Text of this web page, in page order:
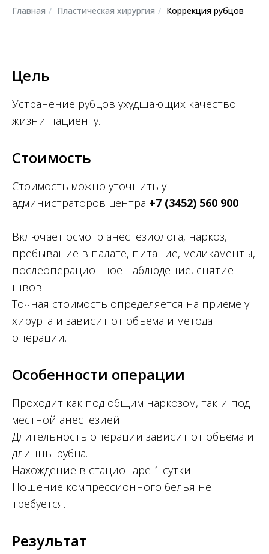
Главная / Пластическая хирургия / Коррекция рубцов
Цель
Устранение рубцов ухудшающих качество
жизни пациенту.
Стоимость
Стоимость можно уточнить у
администраторов центра +7 (3452) 560 900
Включает осмотр анестезиолога, наркоз,
пребывание в палате, питание, медикаменты,
послеоперационное наблюдение, снятие
швов.
Точная стоимость определяется на приеме у
хирурга и зависит от объема и метода
операции.
Особенности операции
Проходит как под общим наркозом, так и под
местной анестезией.
Длительность операции зависит от объема и
длинны рубца.
Нахождение в стационаре 1 сутки.
Ношение компрессионного белья не
требуется.
Результат